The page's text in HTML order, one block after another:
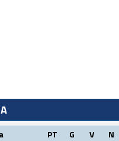
PT G V N